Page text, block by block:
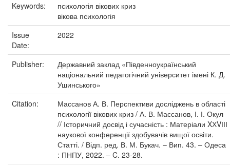
Keywords:
психологія вікових криз
вікова психологія
Issue
Date:
2022
Publisher:
Державний заклад «Південноукраїнський
національний педагогічний університет імені К. Д.
Ушинського»
Citation:
Массанов А. В. Перспективи досліджень в області
психології вікових криз / А. В. Массанов, І. І. Окул
// Історичний досвід і сучасність : Матеріали XХVІІІ
наукової конференції здобувачів вищої освіти.
Статті. / Відп. ред. В. М. Букач. – Вип. 43. – Одеса
: ПНПУ, 2022. – C. 23-28.